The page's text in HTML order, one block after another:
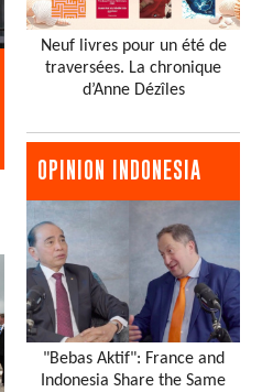
Neuf livres pour un été de
traversées. La chronique
d’Anne Dézîles
OPINION INDONESIA
"Bebas Aktif": France and
Indonesia Share the Same